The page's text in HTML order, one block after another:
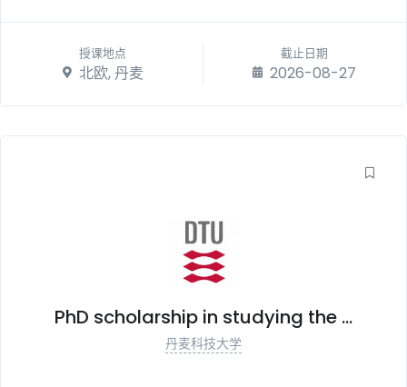
授课地点
北欧, 丹麦
截止日期
2026-08-27
PhD scholarship in studying the ...
丹麦科技大学